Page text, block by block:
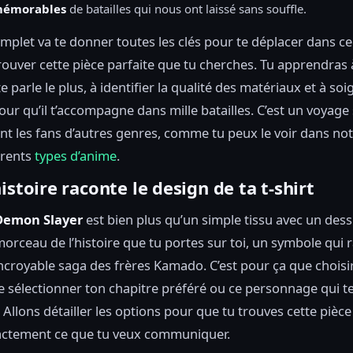
de batailles qui nous ont laissé sans souffle.
va te donner toutes les clés pour te déplacer dans
cette pièce parfaite que tu cherches. Tu apprendras
parle le plus, à identifier la qualité des matériaux et à
qu’il t’accompagne dans mille batailles. C’est un
les fans d’autres genres, comme tu peux le voir dans
types d’anime.
raconte le design de ta t-shirt
Slayer est bien plus qu’un simple tissu avec un
de l’histoire que tu portes sur toi, un symbole qui
saga des frères Kamado. C’est pour ça que
sélectionner ton chapitre préféré ou ce personnage qui
détailler les options pour que tu trouves cette
ce que tu veux communiquer.